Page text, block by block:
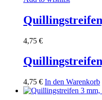
4,75 €
4,75 € In den Warenkorb